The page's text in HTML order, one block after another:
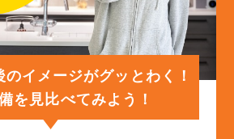
のイメージがグッとわく！
を見比べてみよう！